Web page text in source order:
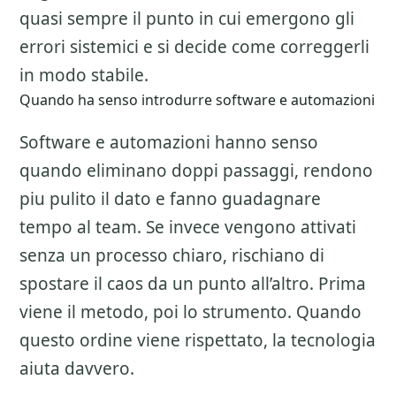
quasi sempre il punto in cui emergono gli
errori sistemici e si decide come correggerli
in modo stabile.
Quando ha senso introdurre software e automazioni
Software e automazioni hanno senso
quando eliminano doppi passaggi, rendono
piu pulito il dato e fanno guadagnare
tempo al team. Se invece vengono attivati
senza un processo chiaro, rischiano di
spostare il caos da un punto all’altro. Prima
viene il metodo, poi lo strumento. Quando
questo ordine viene rispettato, la tecnologia
aiuta davvero.